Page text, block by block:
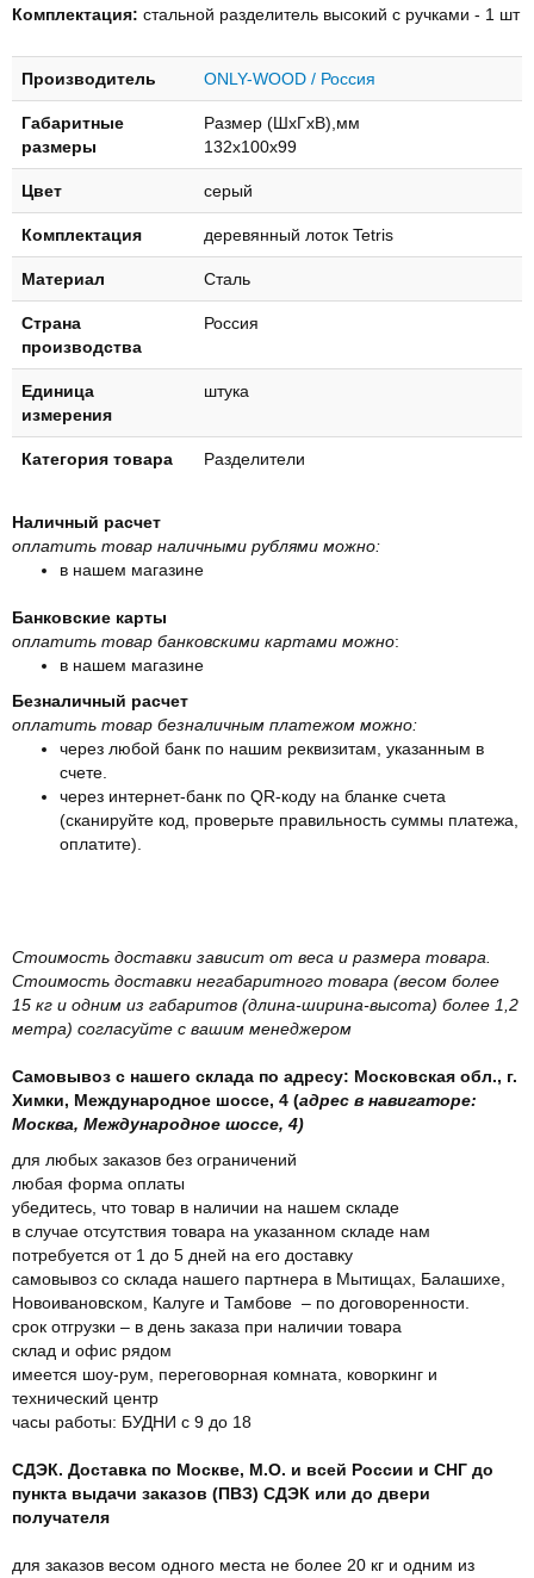
Комплектация: стальной разделитель высокий с ручками - 1 шт
Производитель ONLY-WOOD / Россия
Габаритные
размеры
Размер (ШхГхВ),мм
132х100х99
Цвет серый
Комплектация деревянный лоток Tetris
Материал Сталь
Страна
производства
Россия
Единица
измерения
штука
Категория товара Разделители
Наличный расчет
оплатить товар наличными рублями можно:
в нашем магазине
Банковские карты
оплатить товар банковскими картами можно:
в нашем магазине
Безналичный расчет
оплатить товар безналичным платежом можно:
через любой банк по нашим реквизитам, указанным в
счете.
через интернет-банк по QR-коду на бланке счета
(сканируйте код, проверьте правильность суммы платежа,
оплатите).
Стоимость доставки зависит от веса и размера товара.
Стоимость доставки негабаритного товара (весом более
15 кг и одним из габаритов (длина-ширина-высота) более 1,2
метра) согласуйте с вашим менеджером
Самовывоз с нашего склада по адресу: Московская обл., г.
Химки, Международное шоссе, 4 (адрес в навигаторе:
Москва, Международное шоссе, 4)
для любых заказов без ограничений
любая форма оплаты
убедитесь, что товар в наличии на нашем складе
в случае отсутствия товара на указанном складе нам
потребуется от 1 до 5 дней на его доставку
самовывоз со склада нашего партнера в Мытищах, Балашихе,
Новоивановском, Калуге и Тамбове – по договоренности.
срок отгрузки – в день заказа при наличии товара
склад и офис рядом
имеется шоу-рум, переговорная комната, коворкинг и
технический центр
часы работы: БУДНИ с 9 до 18
СДЭК. Доставка по Москве, М.О. и всей России и СНГ до
пункта выдачи заказов (ПВЗ) СДЭК или до двери
получателя
для заказов весом одного места не более 20 кг и одним из